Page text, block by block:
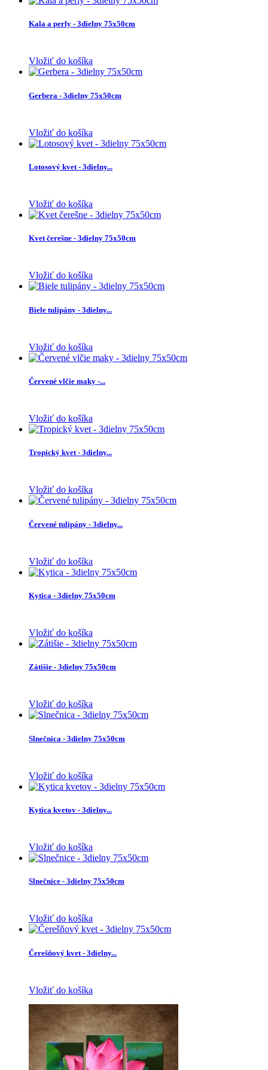
Kala a perly - 3dielny 75x50cm
Vložiť do košíka
Gerbera - 3dielny 75x50cm
Vložiť do košíka
Lotosový kvet - 3dielny...
Vložiť do košíka
Kvet čerešne - 3dielny 75x50cm
Vložiť do košíka
Biele tulipány - 3dielny...
Vložiť do košíka
Červené vlčie maky -...
Vložiť do košíka
Tropický kvet - 3dielny...
Vložiť do košíka
Červené tulipány - 3dielny...
Vložiť do košíka
Kytica - 3dielny 75x50cm
Vložiť do košíka
Zátišie - 3dielny 75x50cm
Vložiť do košíka
Slnečnica - 3dielny 75x50cm
Vložiť do košíka
Kytica kvetov - 3dielny...
Vložiť do košíka
Slnečnice - 3dielny 75x50cm
Vložiť do košíka
Čerešňový kvet - 3dielny...
Vložiť do košíka